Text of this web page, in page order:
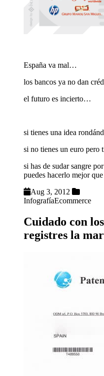
España va mal…
los bancos ya no dan
el futuro es incierto…
si tienes una idea
si no tienes un euro
si has de sudar sangre
puedes hacerlo mejor
Aug 3, 2012
InfografíaEcommerce
Cuidado con
registres la